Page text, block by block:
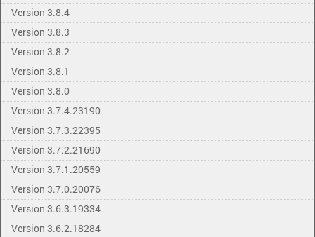
Version 3.8.4
Version 3.8.3
Version 3.8.2
Version 3.8.1
Version 3.8.0
Version 3.7.4.23190
Version 3.7.3.22395
Version 3.7.2.21690
Version 3.7.1.20559
Version 3.7.0.20076
Version 3.6.3.19334
Version 3.6.2.18284